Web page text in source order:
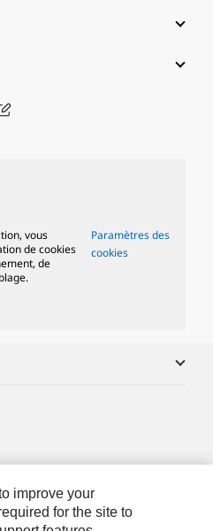
vous
de cookies
de
Paramètres des
cookies
improve your
for the site to